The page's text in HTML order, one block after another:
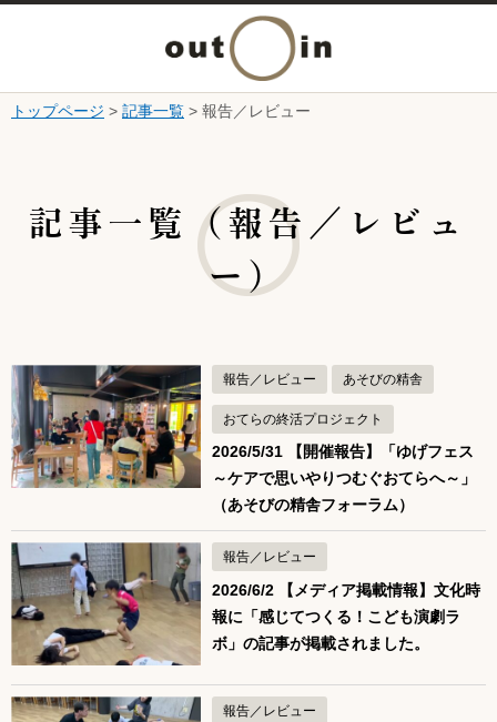
本文へ
ニ
ー
く
トップページ > 記事一覧 > 報告／レビュー
記事一覧（報告／レビュ
ー）
報告／レビュー あそびの精舎
おてらの終活プロジェクト
2026/5/31 【開催報告】「ゆげフェス
～ケアで思いやりつむぐおてらへ～」
（あそびの精舎フォーラム）
報告／レビュー
2026/6/2 【メディア掲載情報】文化時
報に「感じてつくる！こども演劇ラ
ボ」の記事が掲載されました。
報告／レビュー